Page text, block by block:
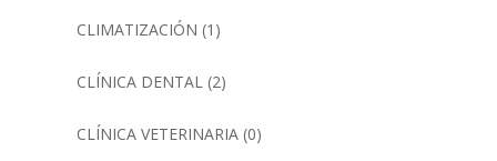
CLIMATIZACIÓN (1)
CLÍNICA DENTAL(2)
CLÍNICA VETERINARIA(0)